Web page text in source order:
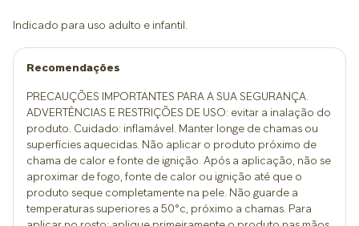
Indicado para uso adulto e infantil.
Recomendações
PRECAUÇÕES IMPORTANTES PARA A SUA SEGURANÇA.
ADVERTÊNCIAS E RESTRIÇÕES DE USO: evitar a inalação do
produto. Cuidado: inflamável. Manter longe de chamas ou
superfícies aquecidas. Não aplicar o produto próximo de
chama de calor e fonte de ignição. Após a aplicação, não se
aproximar de fogo, fonte de calor ou ignição até que o
produto seque completamente na pele. Não guarde a
temperaturas superiores a 50°c, próximo a chamas. Para